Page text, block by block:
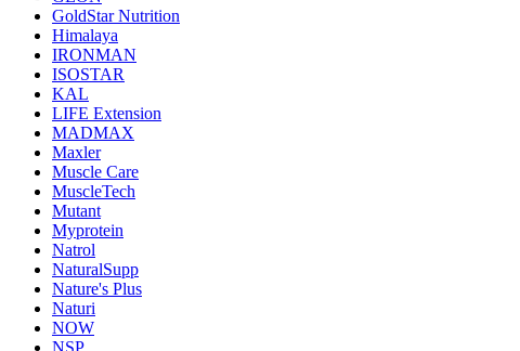
GoldStar Nutrition
Himalaya
IRONMAN
ISOSTAR
KAL
LIFE Extension
MADMAX
Maxler
Muscle Care
MuscleTech
Mutant
Myprotein
Natrol
NaturalSupp
Nature's Plus
Naturi
NOW
NSP